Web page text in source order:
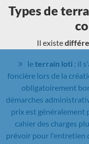
Types de
Il existe
leterrain loti : il
foncière lors de la
obligatoirement
démarches
prix est généralement
cahier des charges
prévoir pour l'entretien